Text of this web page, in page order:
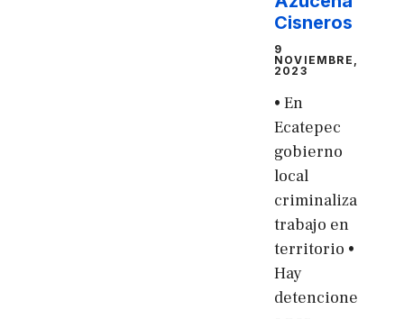
Cisneros
9
NOVIEMBRE,
2023
• En
Ecatepec
gobierno
local
criminaliza
trabajo en
territorio •
Hay
detencione